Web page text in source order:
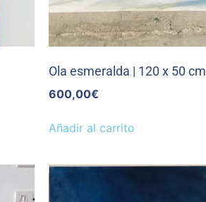
Ola esmeralda | 120 x 50 cm
600,00€
Añadir al carrito